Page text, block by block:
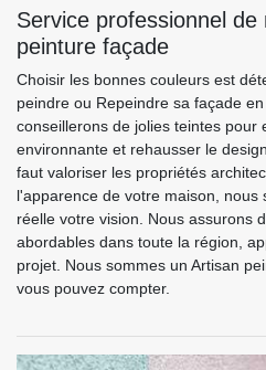
Service professionnel
peinture façade
Choisir les bonnes couleurs est
peindre ou Repeindre sa façade
conseillerons de jolies teintes pour
environnante et rehausser le
faut valoriser les propriétés
l'apparence de votre maison, nous
réelle votre vision. Nous assurons
abordables dans toute la région,
projet. Nous sommes un Artisan
vous pouvez compter.